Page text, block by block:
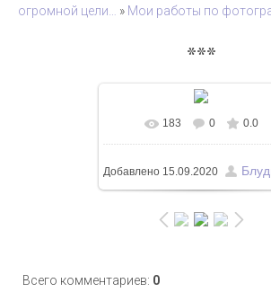
огромной цели…
» Мои работы по
***
В реальном размере
1574x1050/ 493.2Kb
183 0 0.0
Добавлено 15.09.2020
Всего комментариев: 0